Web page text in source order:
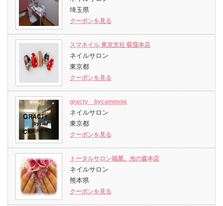
埼玉県
クーポンを見る
スマネイル 東京支社 荻窪本店
ネイルサロン
東京都
クーポンを見る
gracty bycaminoia
ネイルサロン
東京都
クーポンを見る
トータルサロン福屋。光の森本店
ネイルサロン
熊本県
クーポンを見る